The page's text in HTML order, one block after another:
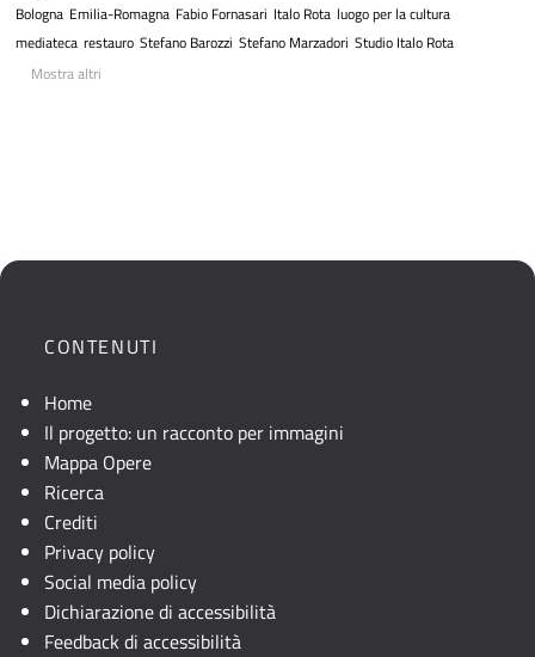
Bologna Emilia-Romagna Fabio Fornasari Italo Rota luogo per la cultura
mediateca restauro Stefano Barozzi Stefano Marzadori Studio Italo Rota
Mostra altri
CONTENUTI
Home
Il progetto: un racconto per immagini
Mappa Opere
Ricerca
Crediti
Privacy policy
Social media policy
Dichiarazione di accessibilità
Feedback di accessibilità